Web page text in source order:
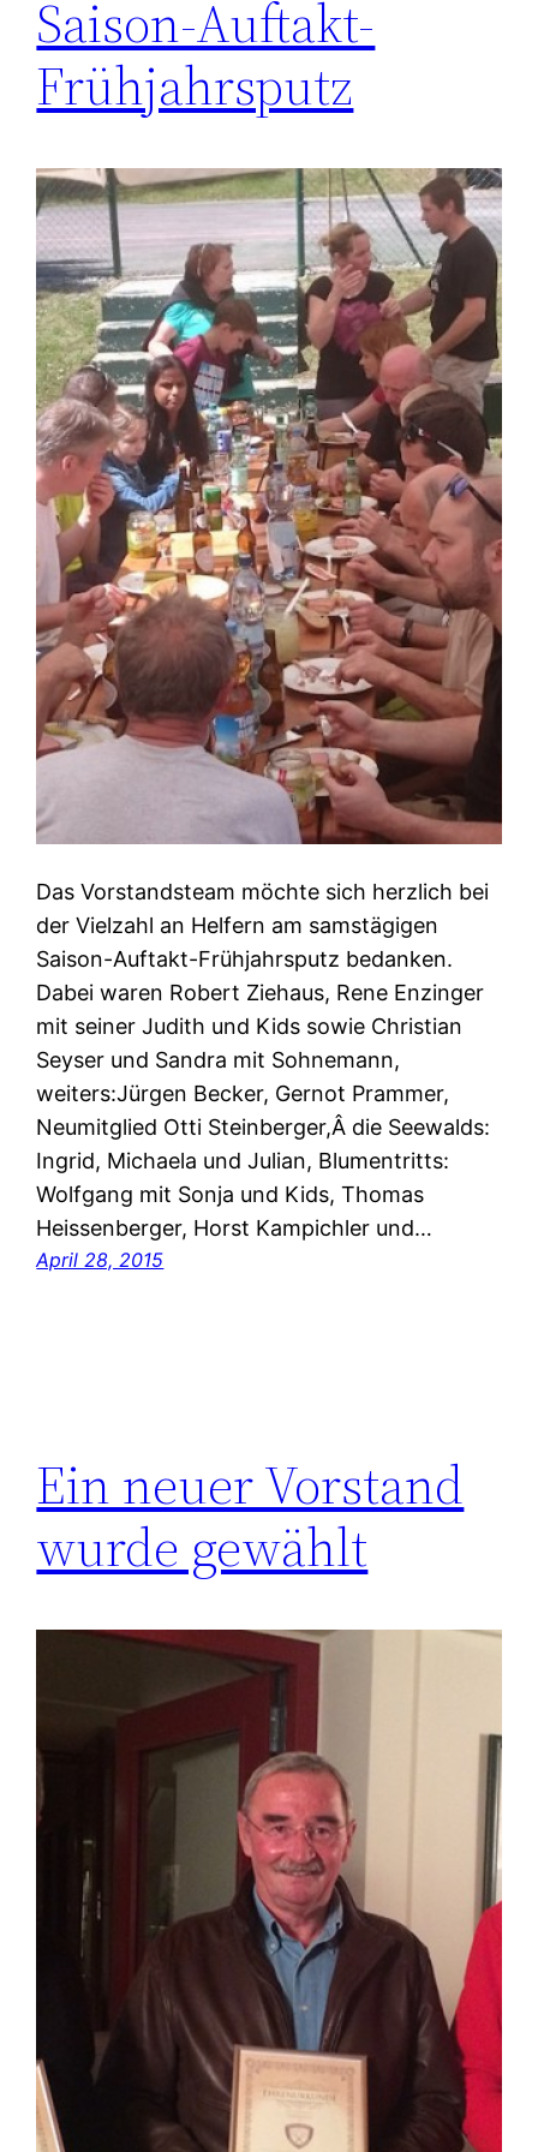
Saison-Auftakt-
Frühjahrsputz
Das Vorstandsteam möchte sich herzlich bei
der Vielzahl an Helfern am samstägigen
Saison-Auftakt-Frühjahrsputz bedanken.
Dabei waren Robert Ziehaus, Rene Enzinger
mit seiner Judith und Kids sowie Christian
Seyser und Sandra mit Sohnemann,
weiters:Jürgen Becker, Gernot Prammer,
Neumitglied Otti Steinberger,Â die Seewalds:
Ingrid, Michaela und Julian, Blumentritts:
Wolfgang mit Sonja und Kids, Thomas
Heissenberger, Horst Kampichler und…
April 28, 2015
Ein neuer Vorstand
wurde gewählt